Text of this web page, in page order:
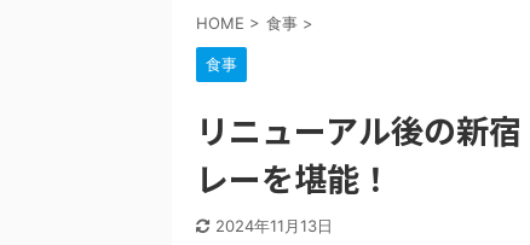
HOME > 食事 >
食事
リニューアル後の新
レーを堪能！
2024年11月13日